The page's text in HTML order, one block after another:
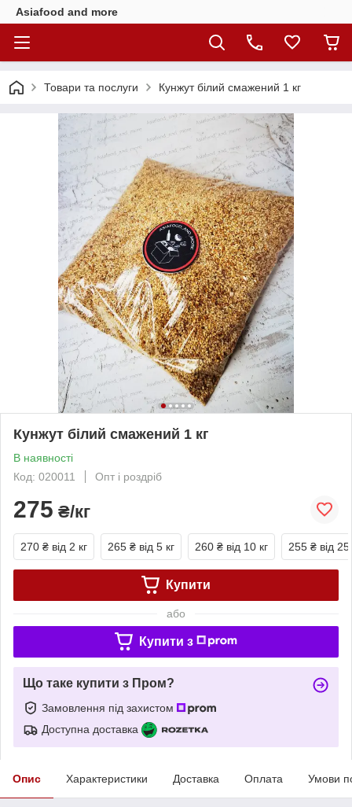
Asiafood and more
Товари та послуги Кунжут білий смажений 1 кг
Кунжут білий смажений 1 кг
В наявності
Код: 020011
Опт і роздріб
275 ₴/кг
270 ₴ від 2 кг 265 ₴ від 5 кг 260 ₴ від 10 кг 255 ₴ від 25
Купити
або
Купити з
Що таке купити з Пром?
Замовлення під захистом
Доступна доставка
Опис Характеристики Доставка Оплата Умови